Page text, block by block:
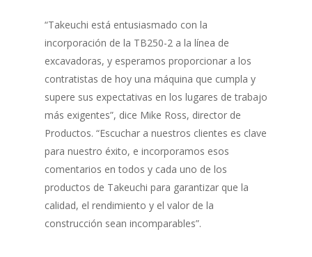
“Takeuchi está entusiasmado con la
incorporación de la TB250-2 a la línea de
excavadoras, y esperamos proporcionar a los
contratistas de hoy una máquina que cumpla y
supere sus expectativas en los lugares de trabajo
más exigentes”, dice Mike Ross, director de
Productos. “Escuchar a nuestros clientes es clave
para nuestro éxito, e incorporamos esos
comentarios en todos y cada uno de los
productos de Takeuchi para garantizar que la
calidad, el rendimiento y el valor de la
construcción sean incomparables”.